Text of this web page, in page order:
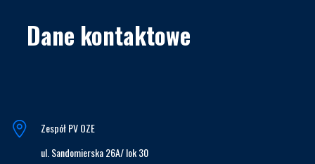
Dane kontaktowe
Zespół PV OZE
ul. Sandomierska 26A/ lok 30